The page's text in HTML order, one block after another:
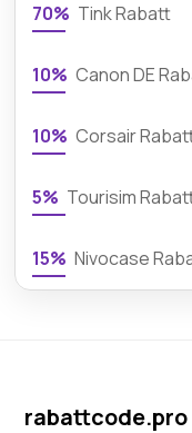
70% Tink Rabatt
10% Canon DE
10% Corsair
5% Tourisim
15% Nivocase
rabattcode.pro